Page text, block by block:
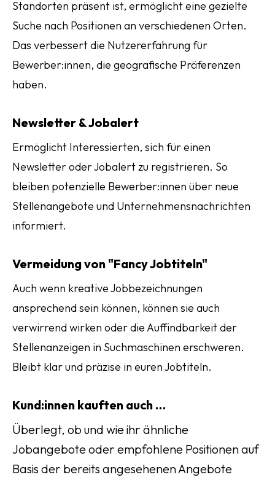
Standorten präsent ist, ermöglicht eine gezielte
Suche nach Positionen an verschiedenen Orten.
Das verbessert die Nutzererfahrung für
Bewerber:innen, die geografische Präferenzen
haben.
Newsletter & Jobalert
Ermöglicht Interessierten, sich für einen
Newsletter oder Jobalert zu registrieren. So
bleiben potenzielle Bewerber:innen über neue
Stellenangebote und Unternehmensnachrichten
informiert.
Vermeidung von "Fancy Jobtiteln"
Auch wenn kreative Jobbezeichnungen
ansprechend sein können, können sie auch
verwirrend wirken oder die Auffindbarkeit der
Stellenanzeigen in Suchmaschinen erschweren.
Bleibt klar und präzise in euren Jobtiteln.
Kund:innen kauften auch …
Überlegt, ob und wie ihr ähnliche
Jobangebote oder empfohlene Positionen auf
Basis der bereits angesehenen Angebote